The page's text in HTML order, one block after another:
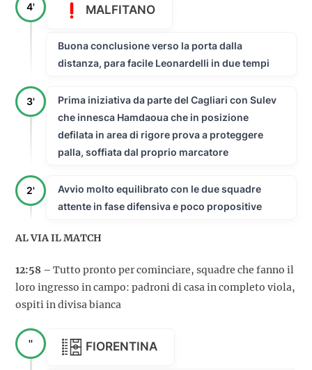
4' MALFITANO
Buona conclusione verso la porta dalla
distanza, para facile Leonardelli in due tempi
3'
Prima iniziativa da parte del Cagliari con Sulev
che innesca Hamdaoua che in posizione
defilata in area di rigore prova a proteggere
palla, soffiata dal proprio marcatore
2'
Avvio molto equilibrato con le due squadre
attente in fase difensiva e poco propositive
AL VIA IL MATCH
12:58 – Tutto pronto per cominciare, squadre che fanno il
loro ingresso in campo: padroni di casa in completo viola,
ospiti in divisa bianca
'' FIORENTINA